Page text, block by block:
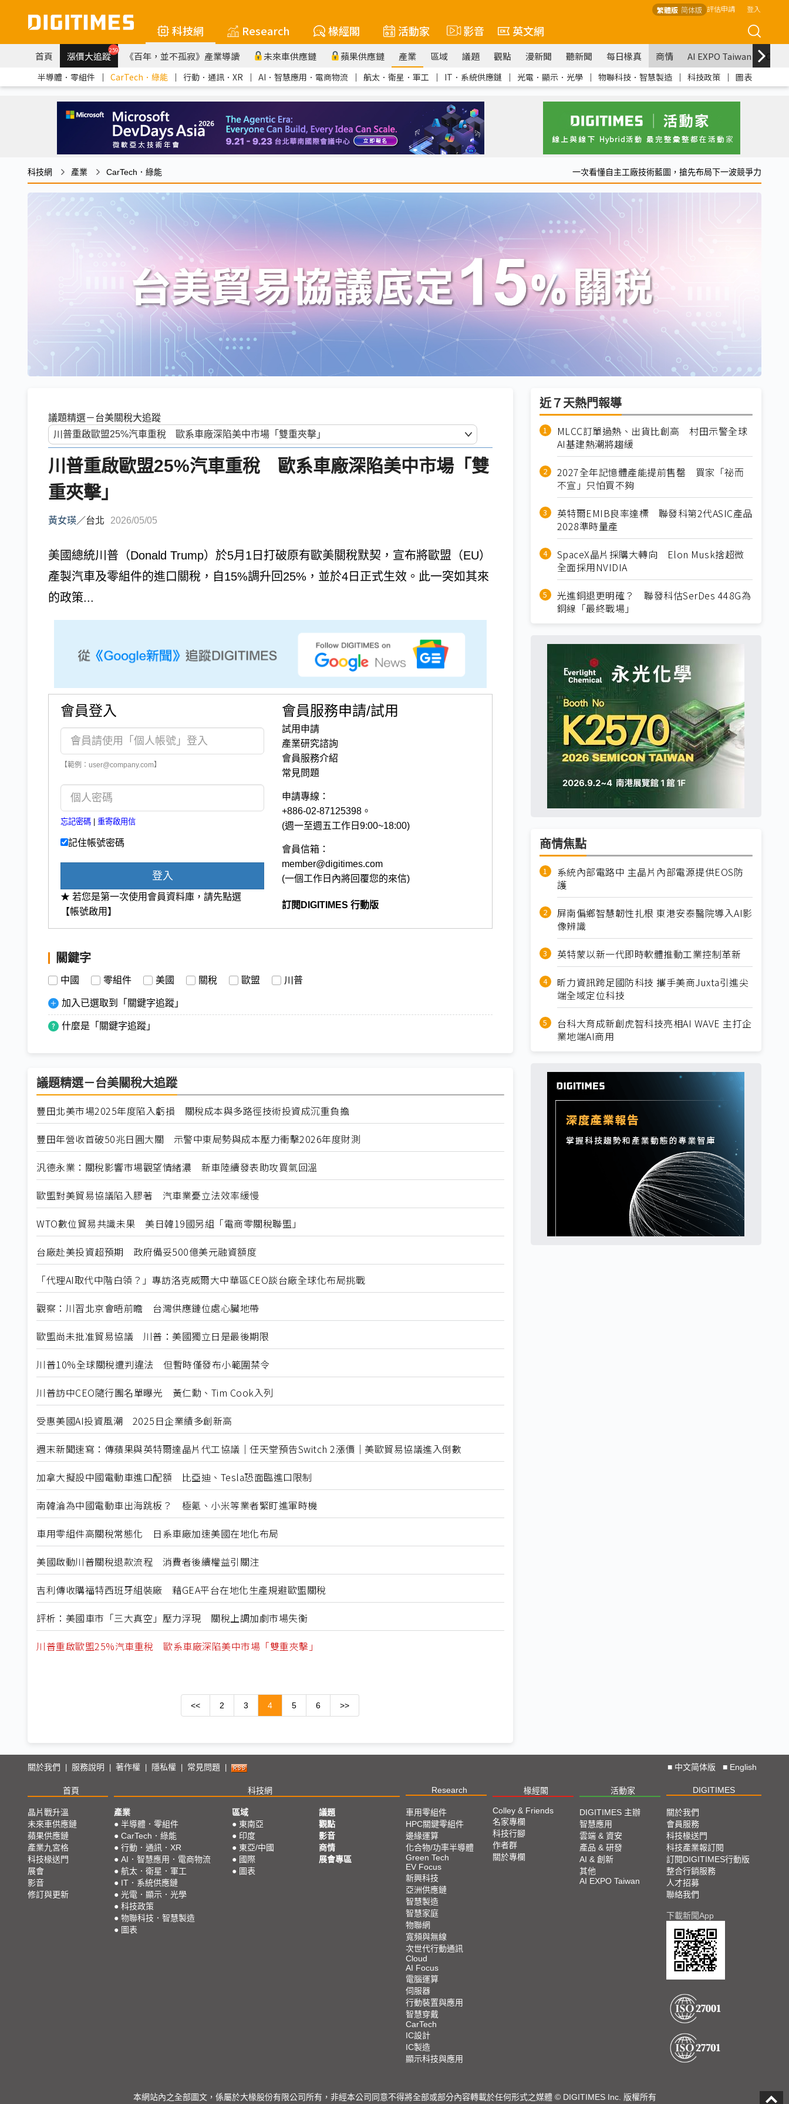
繁體版 简体版 評估申請 登入
科技網 Research 椽經閣 活動家 影音 英文網
首頁 漲價大追蹤259 《百年，並不孤寂》產業導讀 未來車供應鏈 蘋果供應鏈 產業 區域 議題 觀點 漫新聞 聽新聞 每日椽真 商情 AI EXPO Taiwan
半導體．零組件 ｜ CarTech．綠能 ｜ 行動．通訊．XR ｜ AI．智慧應用．電商物流 ｜ 航太．衛星．軍工 ｜ IT．系統供應鏈 ｜ 光電．顯示．光學 ｜ 物聯科技．智慧製造 ｜ 科技政策 ｜ 圖表
科技網 產業 CarTech．綠能 一次看懂自主工廠技術藍圖，搶先布局下一波競爭力
議題精選－台美關稅大追蹤
川普重啟歐盟25%汽車重稅 歐系車廠深陷美中市場「雙
重夾擊」
黃女瑛／台北 2026/05/05
美國總統川普（Donald Trump）於5月1日打破原有歐美關稅默契，宣布將歐盟（EU）
產製汽車及零組件的進口關稅，自15%調升回25%，並於4日正式生效。此一突如其來
的政策...
會員登入
【範例：user@company.com】
忘記密碼 重寄啟用信
記住帳號密碼
登入
★ 若您是第一次使用會員資料庫，請先點選
【帳號啟用】
會員服務申請/試用
試用申請
產業研究諮詢
會員服務介紹
常見問題
申請專線：
+886-02-87125398。
(週一至週五工作日9:00~18:00)
會員信箱：
member@digitimes.com
(一個工作日內將回覆您的來信)
訂閱DIGITIMES 行動版
關鍵字
中國 零組件 美國 關稅 歐盟 川普
加入已選取到「關鍵字追蹤」
什麼是「關鍵字追蹤」
議題精選－台美關稅大追蹤
豐田北美市場2025年度陷入虧損 關稅成本與多路徑技術投資成沉重負擔
豐田年營收首破50兆日圓大關 示警中東局勢與成本壓力衝擊2026年度財測
汎德永業：關稅影響市場觀望情緒濃 新車陸續發表助攻買氣回溫
歐盟對美貿易協議陷入膠著 汽車業憂立法效率緩慢
WTO數位貿易共識未果 美日韓19國另組「電商零關稅聯盟」
台廠赴美投資超預期 政府備妥500億美元融資額度
「代理AI取代中階白領？」專訪洛克威爾大中華區CEO談台廠全球化布局挑戰
觀察：川習北京會晤前瞻 台灣供應鏈位處心臟地帶
歐盟尚未批准貿易協議 川普：美國獨立日是最後期限
川普10%全球關稅遭判違法 但暫時僅發布小範圍禁令
川普訪中CEO隨行團名單曝光 黃仁勳、Tim Cook入列
受惠美國AI投資風潮 2025日企業績多創新高
週末新聞速寫：傳蘋果與英特爾達晶片代工協議｜任天堂預告Switch 2漲價｜美歐貿易協議進入倒數
加拿大擬設中國電動車進口配額 比亞迪、Tesla恐面臨進口限制
南韓淪為中國電動車出海跳板？ 極氪、小米等業者緊盯進軍時機
車用零組件高關稅常態化 日系車廠加速美國在地化布局
美國啟動川普關稅退款流程 消費者後續權益引關注
吉利傳收購福特西班牙組裝廠 藉GEA平台在地化生產規避歐盟關稅
評析：美國車市「三大真空」壓力浮現 關稅上調加劇市場失衡
川普重啟歐盟25%汽車重稅 歐系車廠深陷美中市場「雙重夾擊」
<< 2 3 4 5 6 >>
近７天熱門報導
MLCC訂單過熱、出貨比創高 村田示警全球
AI基建熱潮將趨緩
2027全年記憶體產能提前售罄 買家「祕而
不宣」只怕買不夠
英特爾EMIB良率達標 聯發科第2代ASIC產品
2028準時量產
SpaceX晶片採購大轉向 Elon Musk捨超微
全面採用NVIDIA
光進銅退更明確？ 聯發科估SerDes 448G為
銅線「最終戰場」
商情焦點
系統內部電路中 主晶片內部電源提供EOS防
護
屏南偏鄉智慧韌性扎根 東港安泰醫院導入AI影
像辨識
英特蒙以新一代即時軟體推動工業控制革新
昕力資訊跨足國防科技 攜手美商Juxta引進尖
端全域定位科技
台科大育成新創虎智科技亮相AI WAVE 主打企
業地端AI商用
關於我們 服務說明 著作權 隱私權 常見問題 ■ 中文简体版 ■ English
首頁 科技網 Research 椽經閣 活動家 DIGITIMES
晶片戰升溫
未來車供應鏈
蘋果供應鏈
產業九宮格
科技椽送門
展會
影音
修訂與更新
產業
● 半導體．零組件
● CarTech．綠能
● 行動．通訊．XR
● AI．智慧應用．電商物流
● 航太．衛星．軍工
● IT．系統供應鏈
● 光電．顯示．光學
● 科技政策
● 物聯科技．智慧製造
● 圖表
區域
● 東南亞
● 印度
● 東亞/中國
● 國際
● 圖表
議題
觀點
影音
商情
展會專區
車用零組件
HPC關鍵零組件
邊緣運算
化合物/功率半導體
Green Tech
EV Focus
新興科技
亞洲供應鏈
智慧製造
智慧家庭
物聯網
寬頻與無線
次世代行動通訊
Cloud
AI Focus
電腦運算
伺服器
行動裝置與應用
智慧穿戴
CarTech
IC設計
IC製造
顯示科技與應用
Colley & Friends
名家專欄
科技行腳
作者群
關於專欄
DIGITIMES 主辦
智慧應用
雲端 & 資安
產品 & 研發
AI & 創新
其他
AI EXPO Taiwan
關於我們
會員服務
科技椽送門
科技產業報訂閱
訂閱DIGITIMES行動版
整合行銷服務
人才招募
聯絡我們
下載新聞App
本網站內之全部圖文，係屬於大椽股份有限公司所有，非經本公司同意不得將全部或部分內容轉載於任何形式之媒體 © DIGITIMES Inc. 版權所有